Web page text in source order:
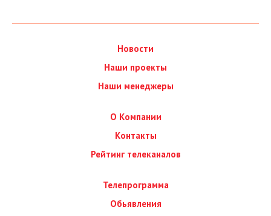
Новости
Наши проекты
Наши менеджеры
О Компании
Контакты
Рейтинг телеканалов
Телепрограмма
Обьявления